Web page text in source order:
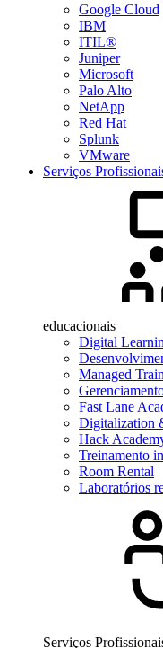
Google Cloud
IBM
ITIL®
Juniper
Microsoft
Palo Alto
NetApp
Red Hat
Splunk
VMware
Serviços
educacionais
Digital
Managed
Fast Lane
Digitalization
Hack
Treinamento
Room Rental
Laboratórios
Serviços